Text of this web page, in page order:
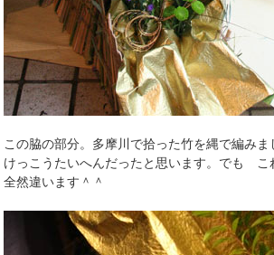
この脇の部分。多摩川で拾った竹を縄で編みま
けっこうたいへんだったと思います。でも こ
全然違います＾＾